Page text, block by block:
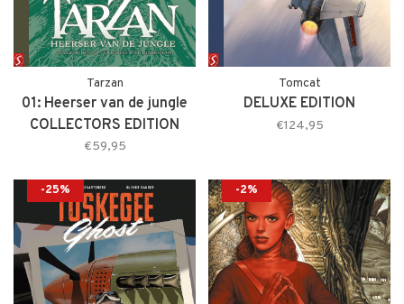
Tarzan
01: Heerser van de jungle
COLLECTORS EDITION
€59,95
Tomcat
DELUXE EDITION
€124,95
-25% -2%